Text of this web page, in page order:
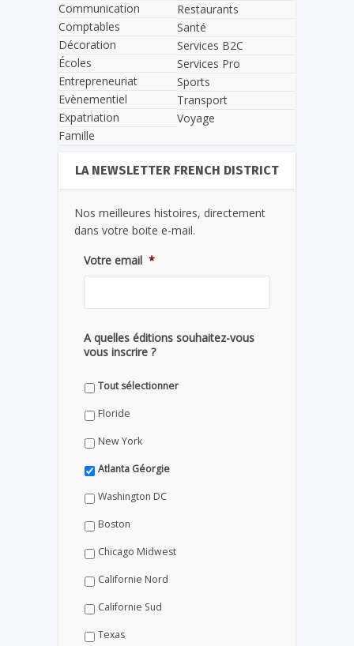
Communication
Comptables
Décoration
Écoles
Entrepreneuriat
Evènementiel
Expatriation
Famille
Restaurants
Santé
Services B2C
Services Pro
Sports
Transport
Voyage
LA NEWSLETTER FRENCH DISTRICT
Nos meilleures histoires, directement
dans votre boite e-mail.
Votre email *
A quelles éditions souhaitez-vous
vous inscrire ?
Tout sélectionner
Floride
New York
Atlanta Géorgie
Washington DC
Boston
Chicago Midwest
Californie Nord
Californie Sud
Texas